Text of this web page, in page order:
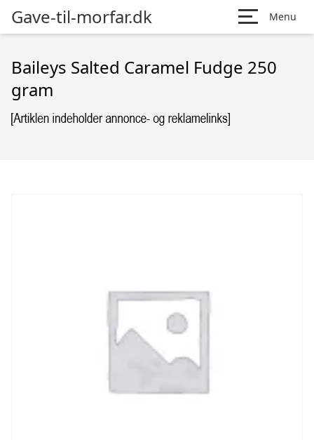
Gave-til-morfar.dk Menu
Baileys Salted Caramel Fudge 250
gram